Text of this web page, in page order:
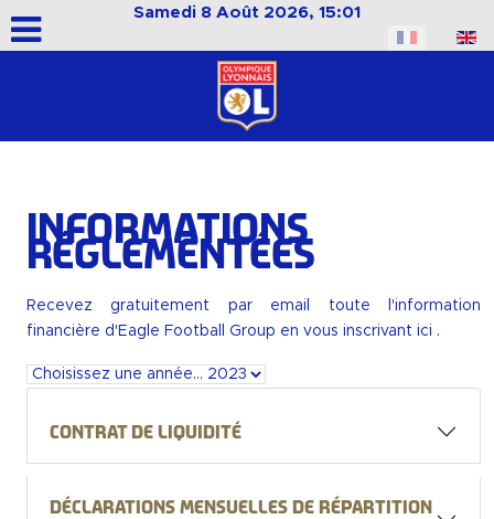
Samedi 8 Août 2026, 15:01
Sélectionnez votre langue
Informations
réglementées
Recevez gratuitement par email toute l'information
financière d'Eagle Football Group en vous inscrivant ici .
Contrat de liquidité
Déclarations mensuelles de répartition